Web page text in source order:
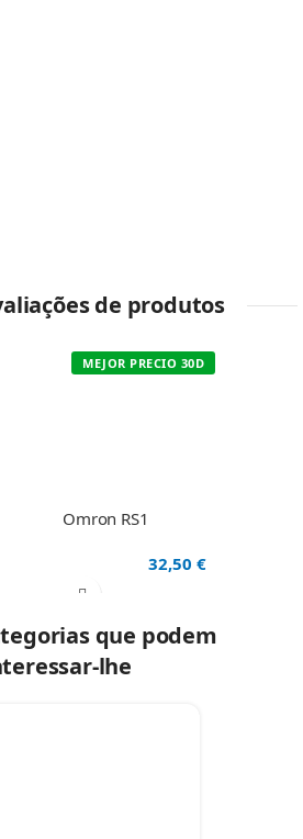
de produtos
MEJOR PRECIO 30D
Omron RS1
32,50 €
que podem
lhe